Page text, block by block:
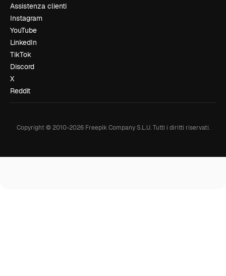
Assistenza clienti
Instagram
YouTube
LinkedIn
TikTok
Discord
X
Reddit
Copyright © 2010-2026Freepik Company S.L.U. Tutti i diritti riservati.